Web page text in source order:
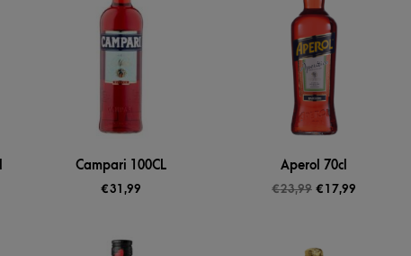
Campari 100CL
€31,99
Aperol 70cl
€23,99 € 17,99